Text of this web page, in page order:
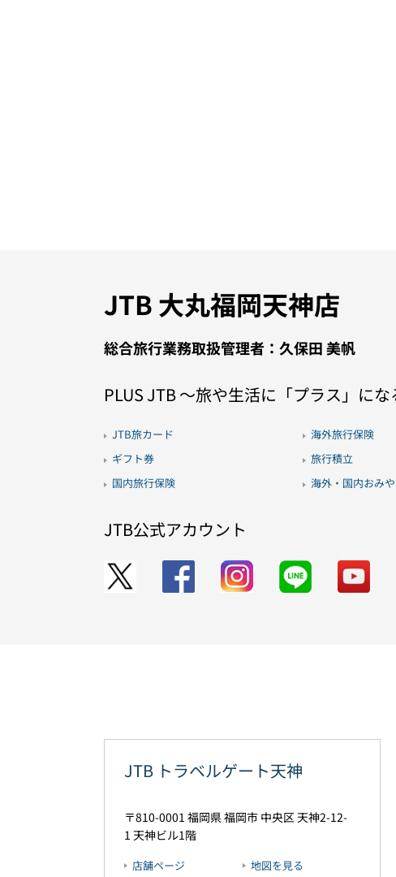
JTB 大丸福岡天神店
総合旅行業務取扱管理者：久保田 美帆
PLUS JTB 〜旅や生活に「プラス」に
JTB旅カード
ギフト券
国内旅行保険
海外旅行保険
旅行積立
海外・国内おみ
JTB公式アカウント
JTB トラベルゲート天神
810-0001 福岡県福岡市 中央区天神2-12-
1 天神ビル1階
店舗ページ 地図を見る